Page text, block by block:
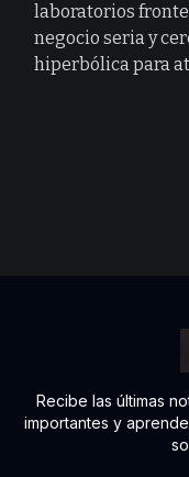
laboratorios
negocio seria y
hiperbólica para
Recibe las últimas
importantes y